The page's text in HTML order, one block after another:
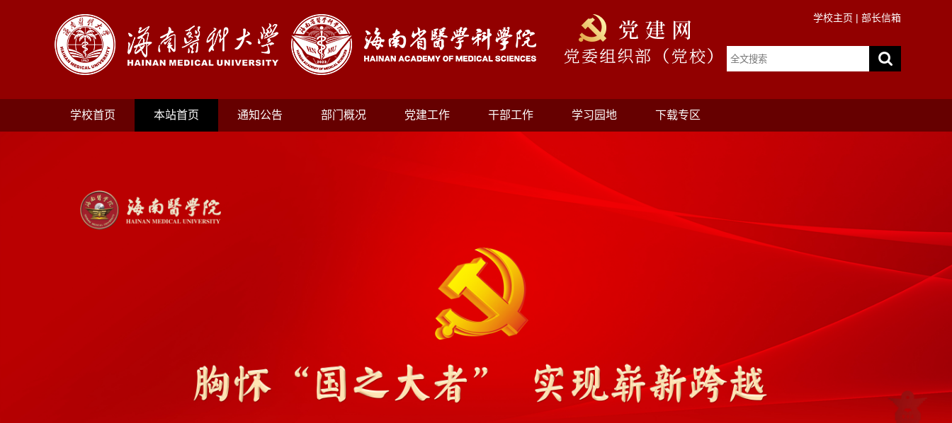
学校主页 | 部长信箱
学校首页 本站首页 通知公告 部门概况 党建工作 干部工作 学习园地 下载专区